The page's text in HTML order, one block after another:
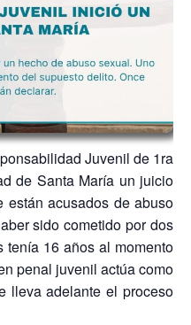
Juvenil de 1ra
de Santa María un juicio
están acusados de abuso
sido cometido por dos
tenía 16 años al momento
penal juvenil actúa como
lleva adelante el proceso